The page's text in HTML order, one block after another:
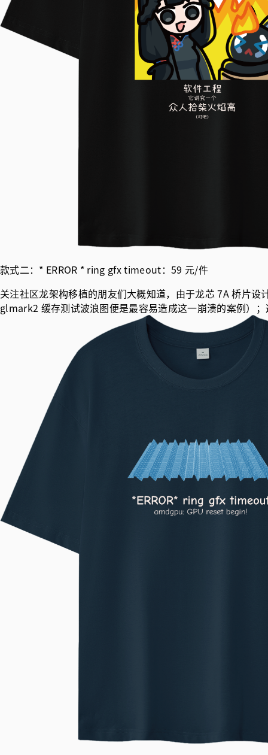
款式二：* ERROR * ring gfx timeout：59 元/件
关注社区龙架构移植的朋友们大概知道，由于龙芯 7A 桥片
glmark2 缓存测试波浪图便是最容易造成这一崩溃的案例）